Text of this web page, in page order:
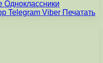
Одноклассники
Telegram Viber Печатать